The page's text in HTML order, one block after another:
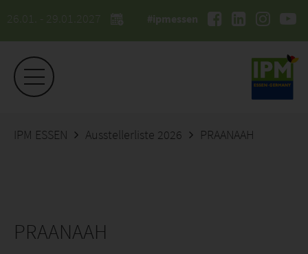
26.01. - 29.01.2027 #ipmessen
IPM ESSEN Ausstellerliste 2026 PRAANAAH
PRAANAAH